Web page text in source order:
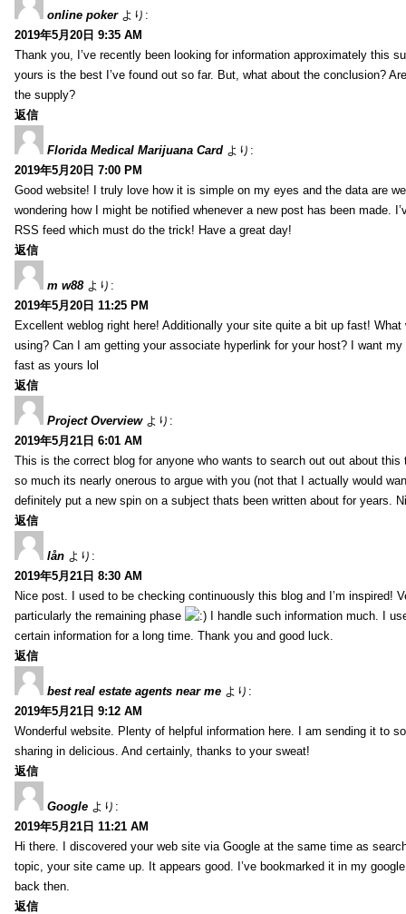
online poker より:
2019年5月20日 9:35 AM
Thank you, I’ve recently been looking for information approximately this
yours is the best I’ve found out so far. But, what about the conclusion?
the supply?
返信
Florida Medical Marijuana Card より:
2019年5月20日 7:00 PM
Good website! I truly love how it is simple on my eyes and the data are
wondering how I might be notified whenever a new post has been made.
RSS feed which must do the trick! Have a great day!
返信
m w88 より:
2019年5月20日 11:25 PM
Excellent weblog right here! Additionally your site quite a bit up fast! What
using? Can I am getting your associate hyperlink for your host? I want
fast as yours lol
返信
Project Overview より:
2019年5月21日 6:01 AM
This is the correct blog for anyone who wants to search out out about this
so much its nearly onerous to argue with you (not that I actually would
definitely put a new spin on a subject thats been written about for years.
返信
lån より:
2019年5月21日 8:30 AM
Nice post. I used to be checking continuously this blog and I’m inspired!
particularly the remaining phase
I handle such information much. I
certain information for a long time. Thank you and good luck.
返信
best real estate agents near me より:
2019年5月21日 9:12 AM
Wonderful website. Plenty of helpful information here. I am sending it to
sharing in delicious. And certainly, thanks to your sweat!
返信
Google より:
2019年5月21日 11:21 AM
Hi there. I discovered your web site via Google at the same time as
topic, your site came up. It appears good. I’ve bookmarked it in my
back then.
返信